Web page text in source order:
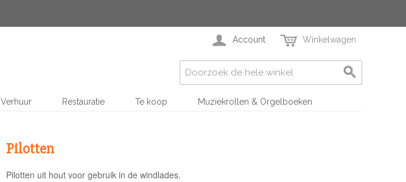
Account Winkelwagen
Verhuur Restauratie Te koop Muziekrollen & Orgelboeken
Pilotten
Pilotten uit hout voor gebruik in de windlades.